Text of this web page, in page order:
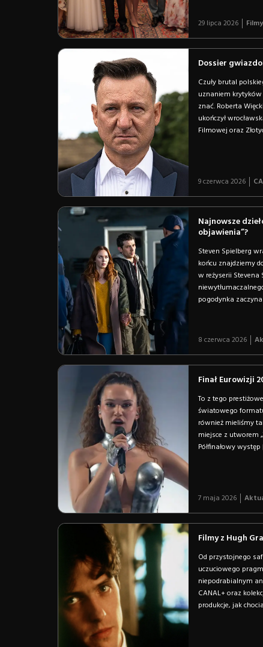
29 lipca 2026
Dossier
Czuły brutal
uznaniem
znać. Roberta
ukończył
Filmowej oraz
9 czerwca 2026
Najnowsze
objawienia”?
Steven Spielberg
końcu znajdziemy
w reżyserii Stevena
pogodynka
8 czerwca 2026
Finał Eurowizji
To z tego
światowego
również mieliśmy
miejsce z utworem
Półfinałowy
7 maja 2026
Filmy z Hugh
Od przystojnego
uczuciowego
niepodrabialnym
CANAL+ oraz
produkcje, jak